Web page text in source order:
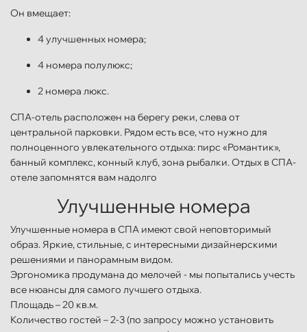
Он вмещает:
4 улучшенных номера;
4 номера полулюкс;
2 номера люкс.
СПА-отель расположен на берегу реки, слева от
центральной парковки. Рядом есть все, что нужно для
полноценного увлекательного отдыха: пирс «Романтик»,
банный комплекс, конный клуб, зона рыбалки. Отдых в СПА-
отеле запомнятся вам надолго
Улучшенные номера
Улучшенные номера в СПА имеют свой неповторимый
образ. Яркие, стильные, с интересными дизайнерскими
решениями и панорамным видом.
Эргономика продумана до мелочей - мы попытались учесть
все нюансы для самого лучшего отдыха.
Площадь – 20 кв.м.
Количество гостей – 2-3 (по запросу можно установить